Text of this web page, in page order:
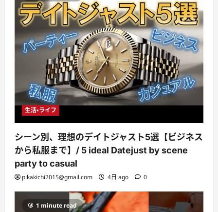
生活・ライフ
シーン別、理想のデイトジャスト5選【ビジネス
から私服まで】/ 5 ideal Datejust by scene
party to casual
pikakichi2015@gmail.com 4日 ago 0
1 minute read